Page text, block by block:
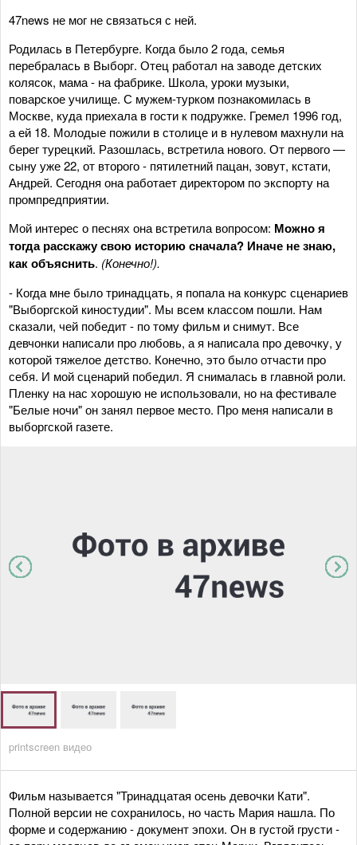
47news не мог не связаться с ней.
Родилась в Петербурге. Когда было 2 года, семья
перебралась в Выборг. Отец работал на заводе детских
колясок, мама - на фабрике. Школа, уроки музыки,
поварское училище. С мужем-турком познакомилась в
Москве, куда приехала в гости к подружке. Гремел 1996 год,
а ей 18. Молодые пожили в столице и в нулевом махнули на
берег турецкий. Разошлась, встретила нового. От первого —
сыну уже 22, от второго - пятилетний пацан, зовут, кстати,
Андрей. Сегодня она работает директором по экспорту на
промпредприятии.
Мой интерес о песнях она встретила вопросом: Можно я
тогда расскажу свою историю сначала? Иначе не знаю,
как объяснить. (Конечно!).
- Когда мне было тринадцать, я попала на конкурс сценариев
"Выборгской киностудии". Мы всем классом пошли. Нам
сказали, чей победит - по тому фильм и снимут. Все
девчонки написали про любовь, а я написала про девочку, у
которой тяжелое детство. Конечно, это было отчасти про
себя. И мой сценарий победил. Я снималась в главной роли.
Пленку на нас хорошую не использовали, но на фестивале
"Белые ночи" он занял первое место. Про меня написали в
выборгской газете.
printscreen видео
Фильм называется "Тринадцатая осень девочки Кати".
Полной версии не сохранилось, но часть Мария нашла. По
форме и содержанию - документ эпохи. Он в густой грусти -